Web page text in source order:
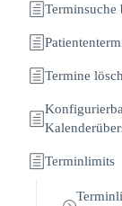
Terminsuche
Termine
Terminlimits